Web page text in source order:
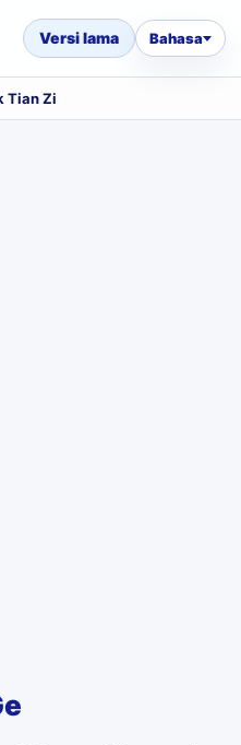
Versi lama Bahasa
Tian Zi